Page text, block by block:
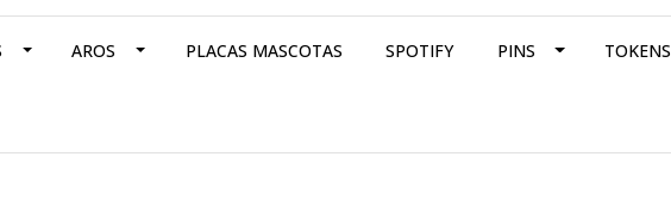
AROS PLACAS MASCOTAS SPOTIFY PINS TOKENS